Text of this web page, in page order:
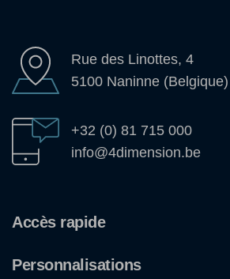
Rue des Linottes, 4
5100 Naninne (Belgique)
+32 (0) 81 715 000
info@4dimension.be
Accès rapide
Personnalisations